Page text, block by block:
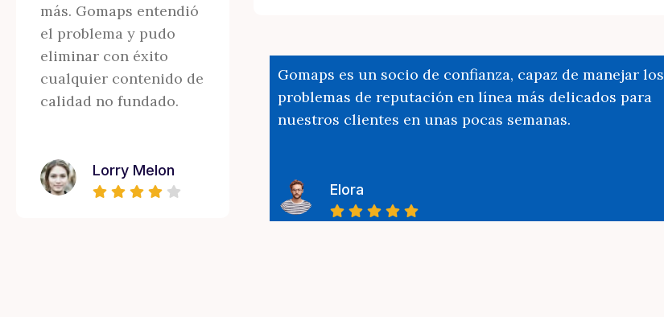
más. Gomaps entendió
el problema y pudo
eliminar con éxito
cualquier contenido de
calidad no fundado.
Lorry Melon
Gomaps es un socio de confianza, capaz de manejar los
problemas de reputación en línea más delicados para
nuestros clientes en unas pocas semanas.
Elora